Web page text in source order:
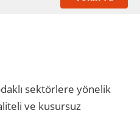
sektörlere yönelik
ve kusursuz